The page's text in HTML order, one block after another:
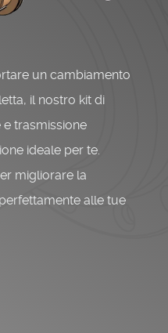
un cambiamento
il nostro kit di
trasmissione
ideale per te.
migliorare la
alle tue